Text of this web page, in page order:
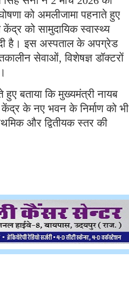
को अमलीजामा पहनाते हुए
को सामुदायिक स्वास्थ्य
है। इस अस्पताल के अपग्रेड
सेवाओं, विशेषज्ञ डॉक्टरों
बताया कि मुख्यमंत्री नायब
के नए भवन के निर्माण को भी
और द्वितीयक स्तर की